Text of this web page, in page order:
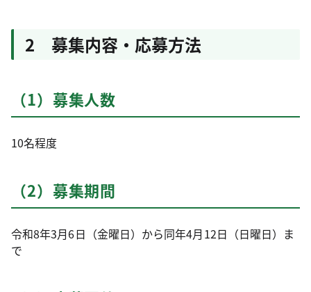
2 募集内容・応募方法
（1）募集人数
10名程度
（2）募集期間
令和8年3月6日（金曜日）から同年4月12日（日曜日）ま
で